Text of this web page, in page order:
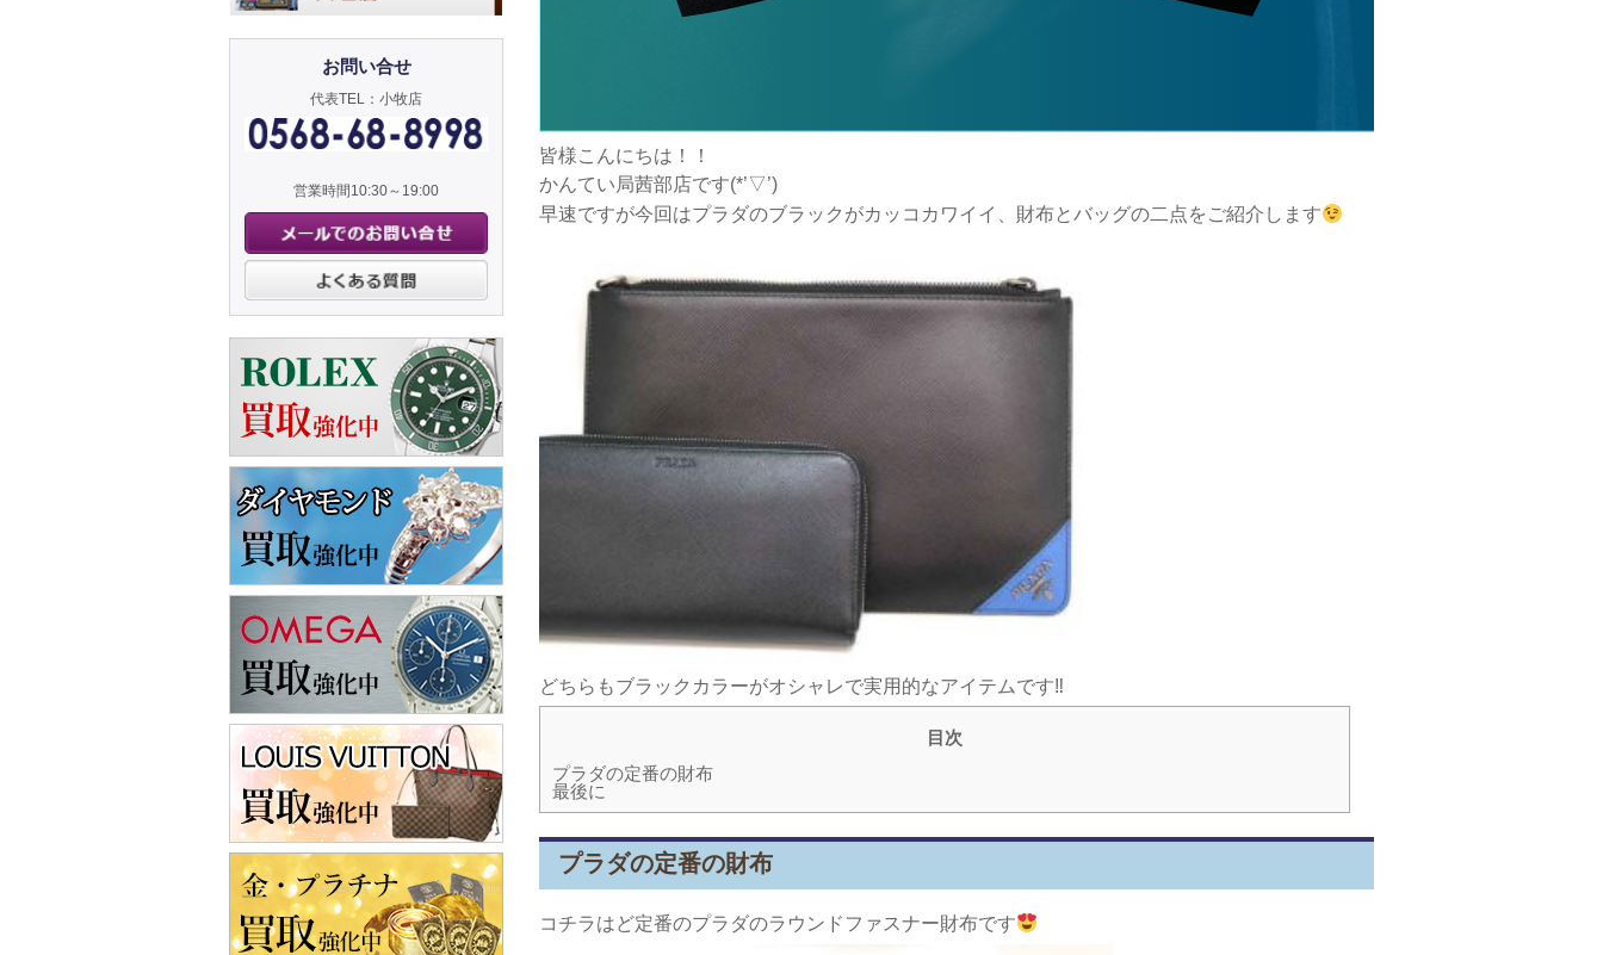
皆様こんにちは！！
かんてい局茜部店です(*’▽’)
早速ですが今回はプラダのブラックがカッコカワイイ、財布とバッグの二点をご紹介します
どちらもブラックカラーがオシャレで実用的なアイテムです‼
目次
プラダの定番の財布
最後に
プラダの定番の財布
コチラはど定番のプラダのラウンドファスナー財布です
お問い合せ
代表TEL：小牧店
営業時間10:30～19:00